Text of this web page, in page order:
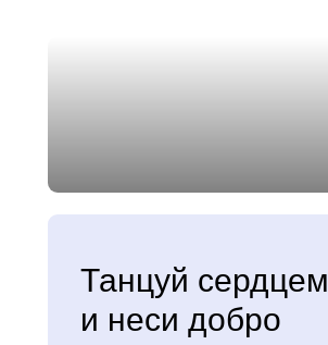
Танцуй сердцем
и неси добро